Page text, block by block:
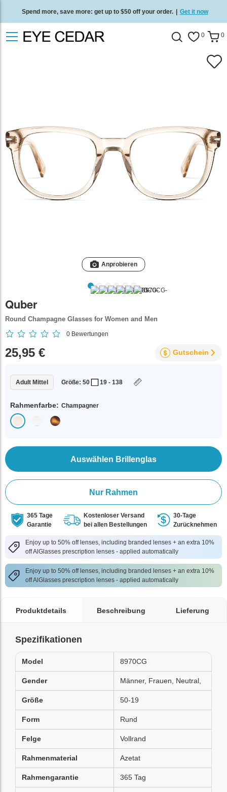
Spend more, save more: get up to $50 off your order. | Get it now
Free standard delivery on all orders Shop now 0 0
Anprobieren
Quber
Round Champagne Glasses for Women and Men
0 Bewertungen
25,95 € Gutschein
Adult Mittel Größe: 50 19 - 138
Rahmenfarbe: Champagner
Auswählen Brillenglas
Nur Rahmen
365 Tage
Garantie
Kostenloser Versand
bei allen Bestellungen
30-Tage
Zurücknehmen
Enjoy up to 50% off lenses, including branded lenses + an extra 10%
off AlGlasses prescription lenses - applied automatically
Enjoy up to 50% off lenses, including branded lenses + an extra 10%
off AlGlasses prescription lenses - applied automatically
Produktdetails Beschreibung Lieferung
Spezifikationen
Model 8970CG
Gender Männer, Frauen, Neutral,
Größe 50-19
Form Rund
Felge Vollrand
Rahmenmaterial Azetat
Rahmengarantie 365 Tag